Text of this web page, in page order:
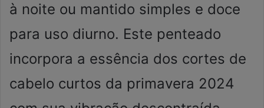
à noite ou mantido simples e doce
para uso diurno. Este penteado
incorpora a essência dos cortes de
cabelo curtos da primavera 2024